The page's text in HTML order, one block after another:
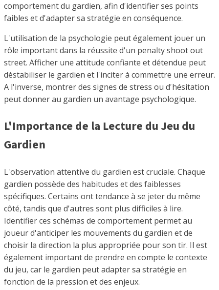
comportement du gardien, afin d'identifier ses points
faibles et d'adapter sa stratégie en conséquence.
L'utilisation de la psychologie peut également jouer un
rôle important dans la réussite d'un penalty shoot out
street. Afficher une attitude confiante et détendue peut
déstabiliser le gardien et l'inciter à commettre une erreur.
A l'inverse, montrer des signes de stress ou d'hésitation
peut donner au gardien un avantage psychologique.
L'Importance de la Lecture du Jeu du
Gardien
L'observation attentive du gardien est cruciale. Chaque
gardien possède des habitudes et des faiblesses
spécifiques. Certains ont tendance à se jeter du même
côté, tandis que d'autres sont plus difficiles à lire.
Identifier ces schémas de comportement permet au
joueur d'anticiper les mouvements du gardien et de
choisir la direction la plus appropriée pour son tir. Il est
également important de prendre en compte le contexte
du jeu, car le gardien peut adapter sa stratégie en
fonction de la pression et des enjeux.